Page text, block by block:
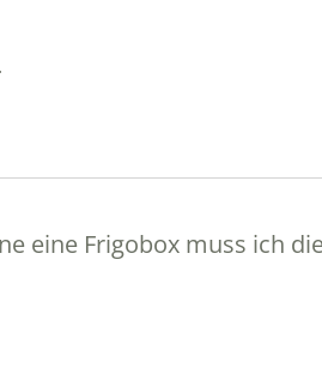
eine Frigobox muss ich